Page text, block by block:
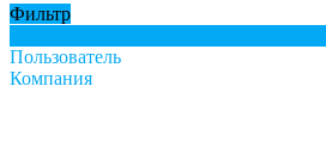
Фильтр
Пользователь
Компания